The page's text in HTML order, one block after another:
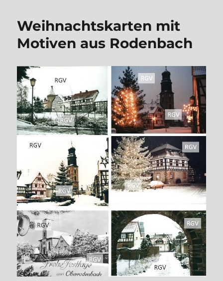
Weihnachtskarten mit
Motiven aus Rodenbach